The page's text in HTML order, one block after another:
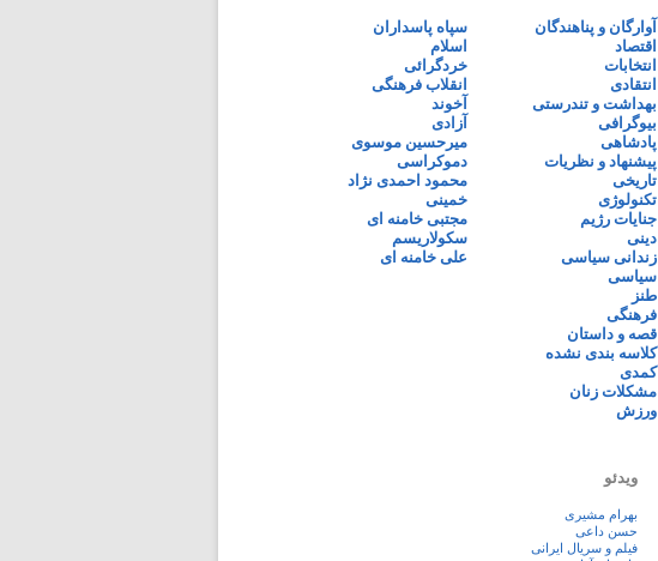
آوارگان و پناهندگان
اقتصاد
انتخابات
انتقادی
بهداشت و تندرستی
بیوگرافی
پادشاهی
پیشنهاد و نظریات
تاریخی
تکنولوژی
جنایات رژیم
دینی
زندانی سیاسی
سیاسی
طنز
فرهنگی
قصه و داستان
کلاسه بندی نشده
کمدی
مشکلات زنان
ورزش
سپاه پاسداران
اسلام
خردگرائی
انقلاب فرهنگی
آخوند
آزادی
میرحسین موسوی
دموکراسی
محمود احمدی نژاد
خمینی
مجتبی خامنه ای
سکولاریسم
علی خامنه ای
ویدئو
بهرام مشیری
حسن داعی
فيلم و سريال ايرانی